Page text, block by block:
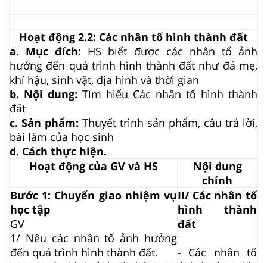
Hoạt động 2.2: Các nhân tố hình thành đất
a. Mục đích: HS biết được các nhân tố ảnh
hưởng đến quá trình hình thành đất như đá mẹ,
khí hậu, sinh vật, địa hình và thời gian
b. Nội dung: Tìm hiểu Các nhân tố hình thành
đất
c. Sản phẩm: Thuyết trình sản phẩm, câu trả lời,
bài làm của học sinh
d. Cách thực hiện.
Hoạt động của GV và HS
Nội dung
chính
Bước 1: Chuyển giao nhiệm vụ
học tập
GV
1/ Nêu các nhân tố ảnh hưởng
đến quá trình hình thành đất.
II/ Các nhân tố
hình thành
đất
- Các nhân tố